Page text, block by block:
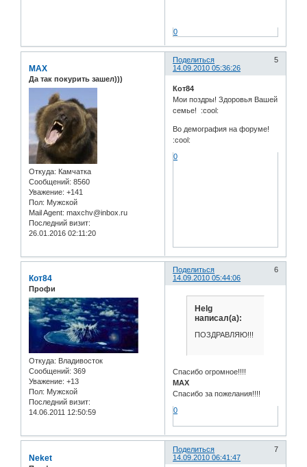
0
Поделиться
5
14.09.2010 05:36:26
MAX
Да так покурить зашел)))
Откуда: Камчатка
Сообщений: 8560
Уважение: +141
Пол: Мужской
Mail Agent: maxchv@inbox.ru
Последний визит:
26.01.2016 02:11:20
Кот84
Мои поздры! Здоровья Вашей
семье! :cool:
Во демография на форуме!
:cool:
0
Поделиться
6
14.09.2010 05:44:06
Кот84
Профи
Откуда: Владивосток
Сообщений: 369
Уважение: +13
Пол: Мужской
Последний визит:
14.06.2011 12:50:59
Helg
написал(а):
ПОЗДРАВЛЯЮ!!!
Спасибо огромное!!!!
MAX
Спасибо за пожелания!!!!
0
Поделиться
7
14.09.2010 06:41:47
Neket